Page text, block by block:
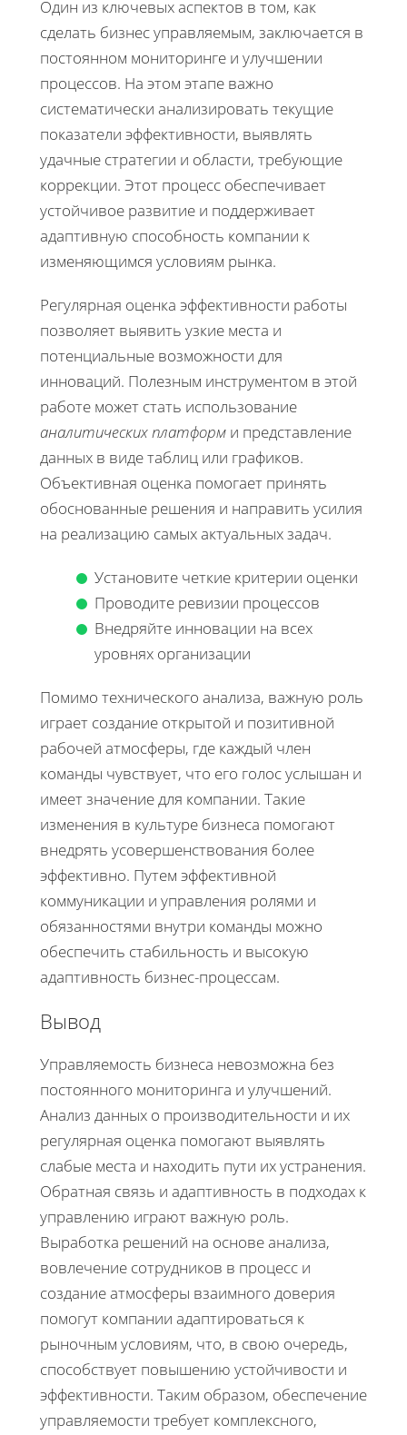
Один из ключевых аспектов в том, как
сделать бизнес управляемым, заключается в
постоянном мониторинге и улучшении
процессов. На этом этапе важно
систематически анализировать текущие
показатели эффективности, выявлять
удачные стратегии и области, требующие
коррекции. Этот процесс обеспечивает
устойчивое развитие и поддерживает
адаптивную способность компании к
изменяющимся условиям рынка.
Регулярная оценка эффективности работы
позволяет выявить узкие места и
потенциальные возможности для
инноваций. Полезным инструментом в этой
работе может стать использование
аналитических платформ и представление
данных в виде таблиц или графиков.
Объективная оценка помогает принять
обоснованные решения и направить усилия
на реализацию самых актуальных задач.
Установите четкие критерии оценки
Проводите ревизии процессов
Внедряйте инновации на всех
уровнях организации
Помимо технического анализа, важную роль
играет создание открытой и позитивной
рабочей атмосферы, где каждый член
команды чувствует, что его голос услышан и
имеет значение для компании. Такие
изменения в культуре бизнеса помогают
внедрять усовершенствования более
эффективно. Путем эффективной
коммуникации и управления ролями и
обязанностями внутри команды можно
обеспечить стабильность и высокую
адаптивность бизнес-процессам.
Вывод
Управляемость бизнеса невозможна без
постоянного мониторинга и улучшений.
Анализ данных о производительности и их
регулярная оценка помогают выявлять
слабые места и находить пути их устранения.
Обратная связь и адаптивность в подходах к
управлению играют важную роль.
Выработка решений на основе анализа,
вовлечение сотрудников в процесс и
создание атмосферы взаимного доверия
помогут компании адаптироваться к
рыночным условиям, что, в свою очередь,
способствует повышению устойчивости и
эффективности. Таким образом, обеспечение
управляемости требует комплексного,